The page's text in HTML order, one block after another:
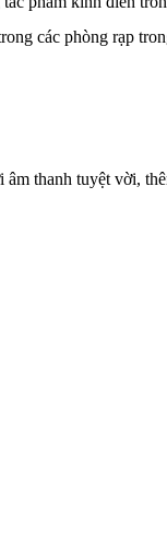
các phòng rạp
thanh tuyệt vời,